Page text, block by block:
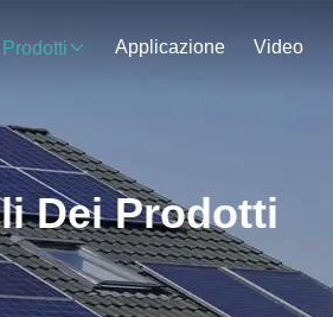
Prodotti Applicazione Video
Dei Prodotti